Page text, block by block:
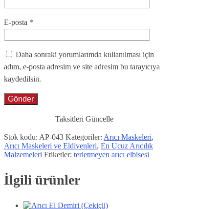
E-posta *
Daha sonraki yorumlarımda kullanılması için
adım, e-posta adresim ve site adresim bu tarayıcıya
kaydedilsin.
Taksitleri Güncelle
Stok kodu: AP-043 Kategoriler: Arıcı Maskeleri,
Arıcı Maskeleri ve Eldivenleri, En Ucuz Arıcılık
Malzemeleri Etiketler: terletmeyen arıcı elbisesi
İlgili ürünler